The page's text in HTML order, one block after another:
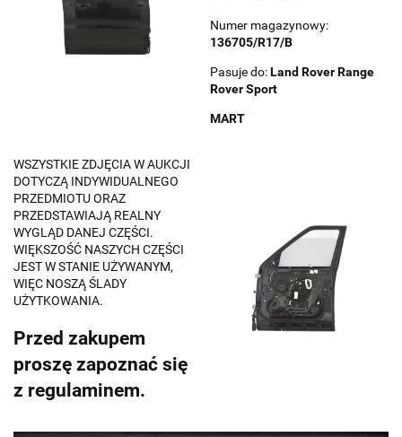
Numer magazynowy:
136705/R17/B
Pasuje do:Land RoverRange
Rover Sport
MART
WSZYSTKIE ZDJĘCIA W AUKCJI
DOTYCZĄ INDYWIDUALNEGO
PRZEDMIOTU ORAZ
PRZEDSTAWIAJĄ REALNY
WYGLĄD DANEJ CZĘŚCI.
WIĘKSZOŚĆ NASZYCH CZĘŚCI
JEST W STANIE UŻYWANYM,
WIĘC NOSZĄ ŚLADY
UŻYTKOWANIA.
Przed zakupem
proszę zapoznać się
z regulaminem.